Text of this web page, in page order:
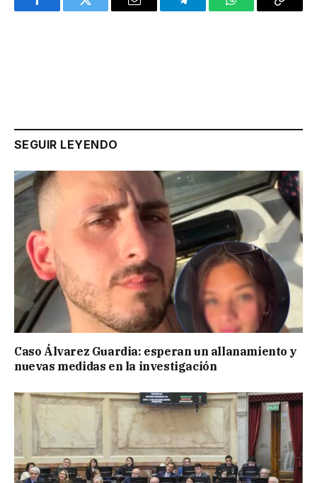
FacebookTwitter Email TelegramWhatsAppCopy
SEGUIR LEYENDO
Caso Álvarez Guardia: esperan un allanamiento y
nuevas medidas en la investigación